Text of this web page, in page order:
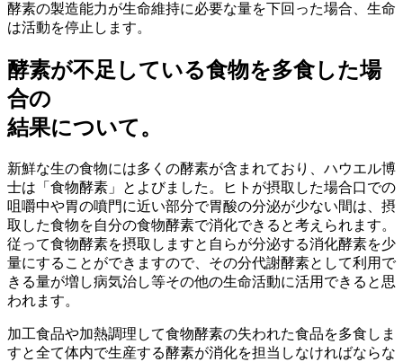
酵素の製造能力が生命維持に必要な量を下回った場合、生命
は活動を停止します。
酵素が不足している食物を多食した場
合の
結果について。
新鮮な生の食物には多くの酵素が含まれており、ハウエル博
士は「食物酵素」とよびました。ヒトが摂取した場合口での
咀嚼中や胃の噴門に近い部分で胃酸の分泌が少ない間は、摂
取した食物を自分の食物酵素で消化できると考えられます。
従って食物酵素を摂取しますと自らが分泌する消化酵素を少
量にすることができますので、その分代謝酵素として利用で
きる量が増し病気治し等その他の生命活動に活用できると思
われます。
加工食品や加熱調理して食物酵素の失われた食品を多食しま
すと全て体内で生産する酵素が消化を担当しなければならな